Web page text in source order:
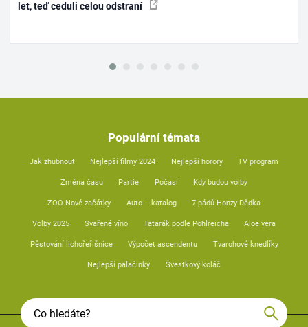
let, teď ceduli celou odstraní
Populární témata
Jak zhubnout Nejlepší filmy 2024 Nejlepší horory TV program
Změna času Partie Počasí Kdy budou volby
ZOO Nové začátky Auto – katalog 7 pádů Honzy Dědka
Volby 2025 Svařené víno Tatarák podle Pohlreicha Aloe vera
Pěstování lichořeřišnice Výpočet ascendentu Tvarohové knedlíky
Nejlepší palačinky Švestkový koláč